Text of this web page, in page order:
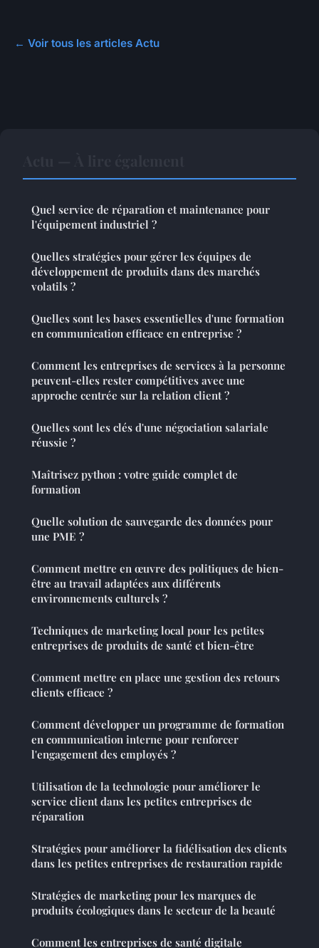
← Voir tous les articles Actu
Quel service de réparation et maintenance pour
l'équipement industriel ?
Quelles stratégies pour gérer les équipes de
développement de produits dans des marchés
volatils ?
Quelles sont les bases essentielles d'une formation
en communication efficace en entreprise ?
Comment les entreprises de services à la personne
peuvent-elles rester compétitives avec une
approche centrée sur la relation client ?
Quelles sont les clés d'une négociation salariale
réussie ?
Maîtrisez python : votre guide complet de
formation
Quelle solution de sauvegarde des données pour
une PME ?
Comment mettre en œuvre des politiques de bien-
être au travail adaptées aux différents
environnements culturels ?
Techniques de marketing local pour les petites
entreprises de produits de santé et bien-être
Comment mettre en place une gestion des retours
clients efficace ?
Comment développer un programme de formation
en communication interne pour renforcer
l'engagement des employés ?
Utilisation de la technologie pour améliorer le
service client dans les petites entreprises de
réparation
Stratégies pour améliorer la fidélisation des clients
dans les petites entreprises de restauration rapide
Stratégies de marketing pour les marques de
produits écologiques dans le secteur de la beauté
Comment les entreprises de santé digitale